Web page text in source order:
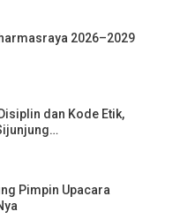
2026–2029
dan Kode Etik,
Pimpin Upacara